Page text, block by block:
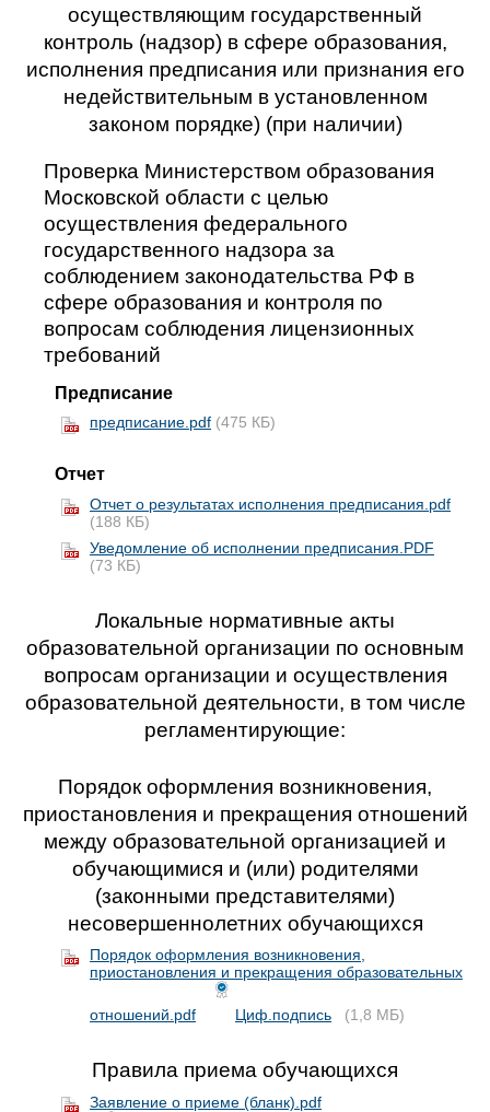
осуществляющим государственный
контроль (надзор) в сфере образования,
исполнения предписания или признания его
недействительным в установленном
законом порядке) (при наличии)
Проверка Министерством образования
Московской области с целью
осуществления федерального
государственного надзора за
соблюдением законодательства РФ в
сфере образования и контроля по
вопросам соблюдения лицензионных
требований
Предписание
предписание.pdf (475 КБ)
Отчет
Отчет о результатах исполнения предписания.pdf
(188 КБ)
Уведомление об исполнении предписания.PDF
(73 КБ)
Локальные нормативные акты
образовательной организации по основным
вопросам организации и осуществления
образовательной деятельности, в том числе
регламентирующие:
Порядок оформления возникновения,
приостановления и прекращения отношений
между образовательной организацией и
обучающимися и (или) родителями
(законными представителями)
несовершеннолетних обучающихся
Порядок оформления возникновения,
приостановления и прекращения образовательных
отношений.pdf Циф.подпись (1,8 МБ)
Правила приема обучающихся
Заявление о приеме (бланк).pdf